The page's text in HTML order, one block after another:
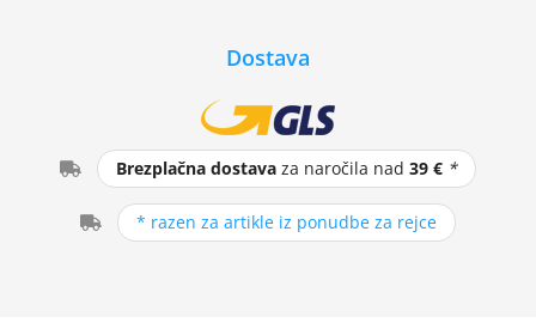
Dostava
Brezplačna dostava za naročila nad39 € *
* razen za artikle iz ponudbe za rejce